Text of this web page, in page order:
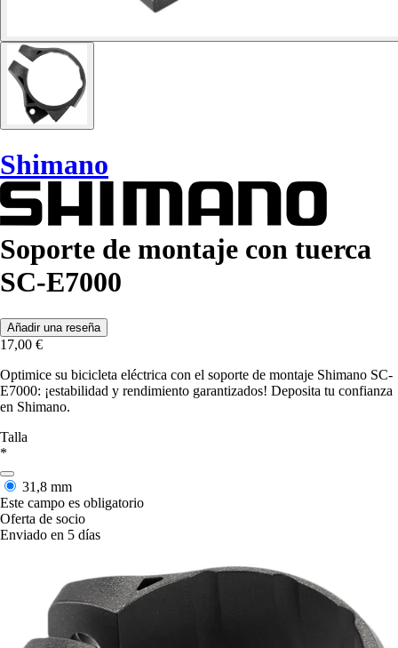
Shimano
Soporte de montaje con tuerca
SC-E7000
Añadir una reseña
17,00 €
Optimice su bicicleta eléctrica con el soporte de montaje Shimano SC-
E7000: ¡estabilidad y rendimiento garantizados! Deposita tu confianza
en Shimano.
Talla
*
31,8 mm
Este campo es obligatorio
Oferta de socio
Enviado en 5 días